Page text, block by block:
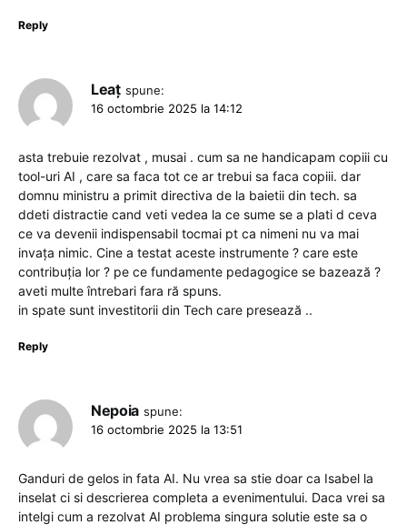
Reply
Leaț spune:
16 octombrie 2025 la 14:12
asta trebuie rezolvat , musai . cum sa ne handicapam copiii cu
tool-uri AI , care sa faca tot ce ar trebui sa faca copiii. dar
domnu ministru a primit directiva de la baietii din tech. sa
ddeti distractie cand veti vedea la ce sume se a plati d ceva
ce va devenii indispensabil tocmai pt ca nimeni nu va mai
invața nimic. Cine a testat aceste instrumente ? care este
contribuția lor ? pe ce fundamente pedagogice se bazează ?
aveti multe întrebari fara ră spuns.
in spate sunt investitorii din Tech care presează ..
Reply
Nepoia spune:
16 octombrie 2025 la 13:51
Ganduri de gelos in fata AI. Nu vrea sa stie doar ca Isabel la
inselat ci si descrierea completa a evenimentului. Daca vrei sa
intelgi cum a rezolvat AI problema singura solutie este sa o